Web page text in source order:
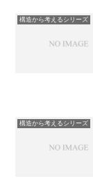
構造から考えるシリーズ
構造から考えるシリーズ